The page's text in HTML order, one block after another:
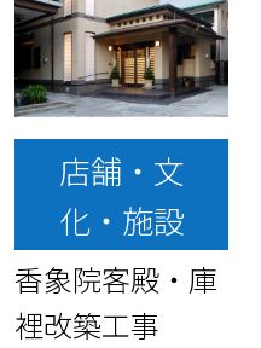
店舗・文
化・施設
香象院客殿・庫
裡改築工事